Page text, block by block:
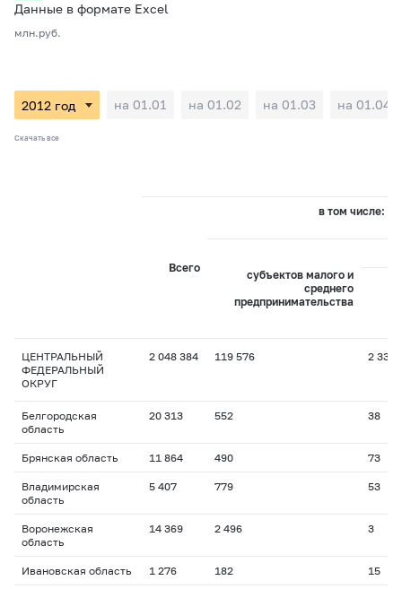
Данные в формате Excel
млн.руб.
на 01.01 на 01.02 на 01.03 на 01.04
Скачать все
Всего
в том числе:
субъектов малого и
среднего
предпринимательства
ЦЕНТРАЛЬНЫЙ
ФЕДЕРАЛЬНЫЙ
ОКРУГ
2 048 384 119 576 2 338
Белгородская
область
20 313 552 38
Брянская область 11 864 490 73
Владимирская
область
5 407 779 53
Воронежская
область
14 369 2 496 3
Ивановская область 1 276 182 15